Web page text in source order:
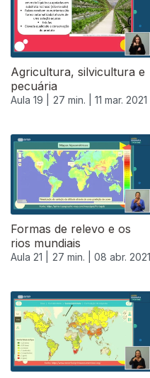
Agricultura, silvicultura e
pecuária
Aula 19 | 27 min. | 11 mar. 2021
Formas de relevo e os
rios mundiais
Aula 21 | 27 min. | 08 abr. 2021
540384